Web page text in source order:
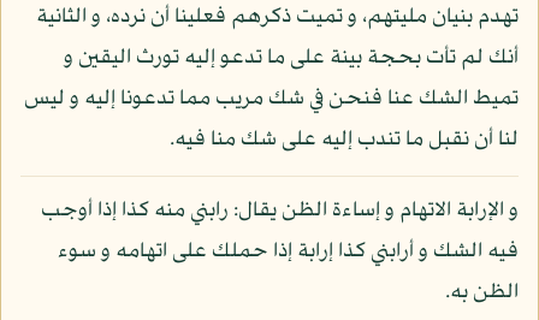
تهدم بنيان مليتهم، و تميت ذكرهم فعلينا أن نرده، و الثانية
أنك لم تأت بحجة بينة على ما تدعو إليه تورث اليقين و
تميط الشك عنا فنحن في شك مريب مما تدعونا إليه و ليس
لنا أن نقبل ما تندب إليه على شك منا فيه.
و الإرابة الاتهام و إساءة الظن يقال: رابني منه كذا إذا أوجب
فيه الشك و أرابني كذا إرابة إذا حملك على اتهامه و سوء
الظن به.